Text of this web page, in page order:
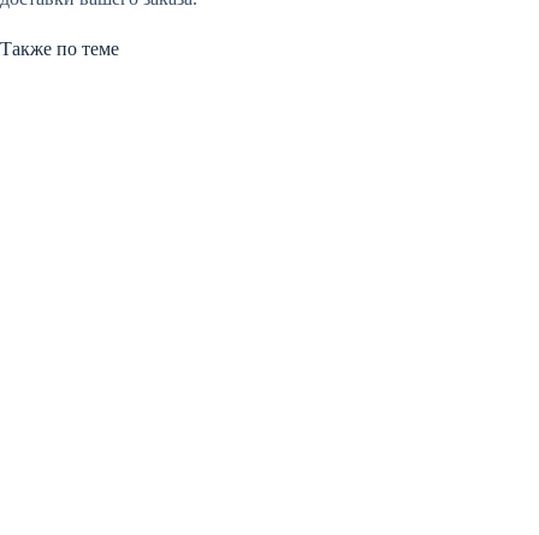
Также по теме